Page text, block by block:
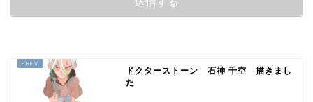
ドクターストーン 石神 千空 描きまし
た